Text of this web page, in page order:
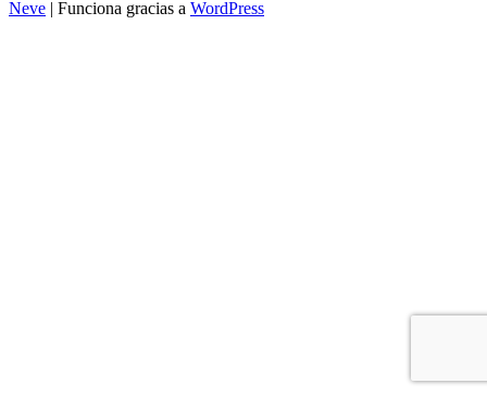
Neve | Funciona gracias a WordPress